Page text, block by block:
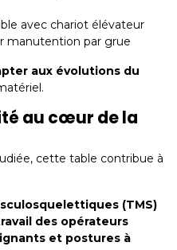
avec chariot élévateur
manutention par grue
aux évolutions du
au cœur de la
cette table contribue à
(TMS)
des opérateurs
et postures à